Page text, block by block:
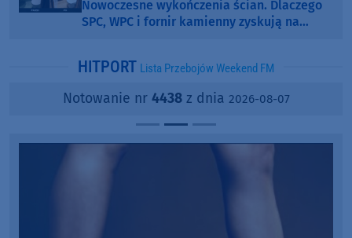
Nowoczesne wykończenia ścian. Dlaczego
SPC, WPC i fornir kamienny zyskują na
HITPORT Lista Przebojów Weekend FM
Notowanie nr 4438z dnia 2026-08-07